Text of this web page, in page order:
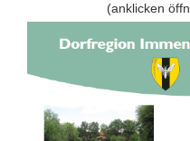
(anklicken